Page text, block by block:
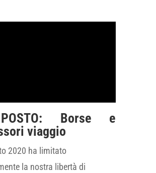
Borse e
viaggio
2020 ha limitato
la nostra libertà di